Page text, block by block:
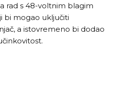
rad s 48-voltnim blagim
bi mogao uključiti
​​a istovremeno bi dodao